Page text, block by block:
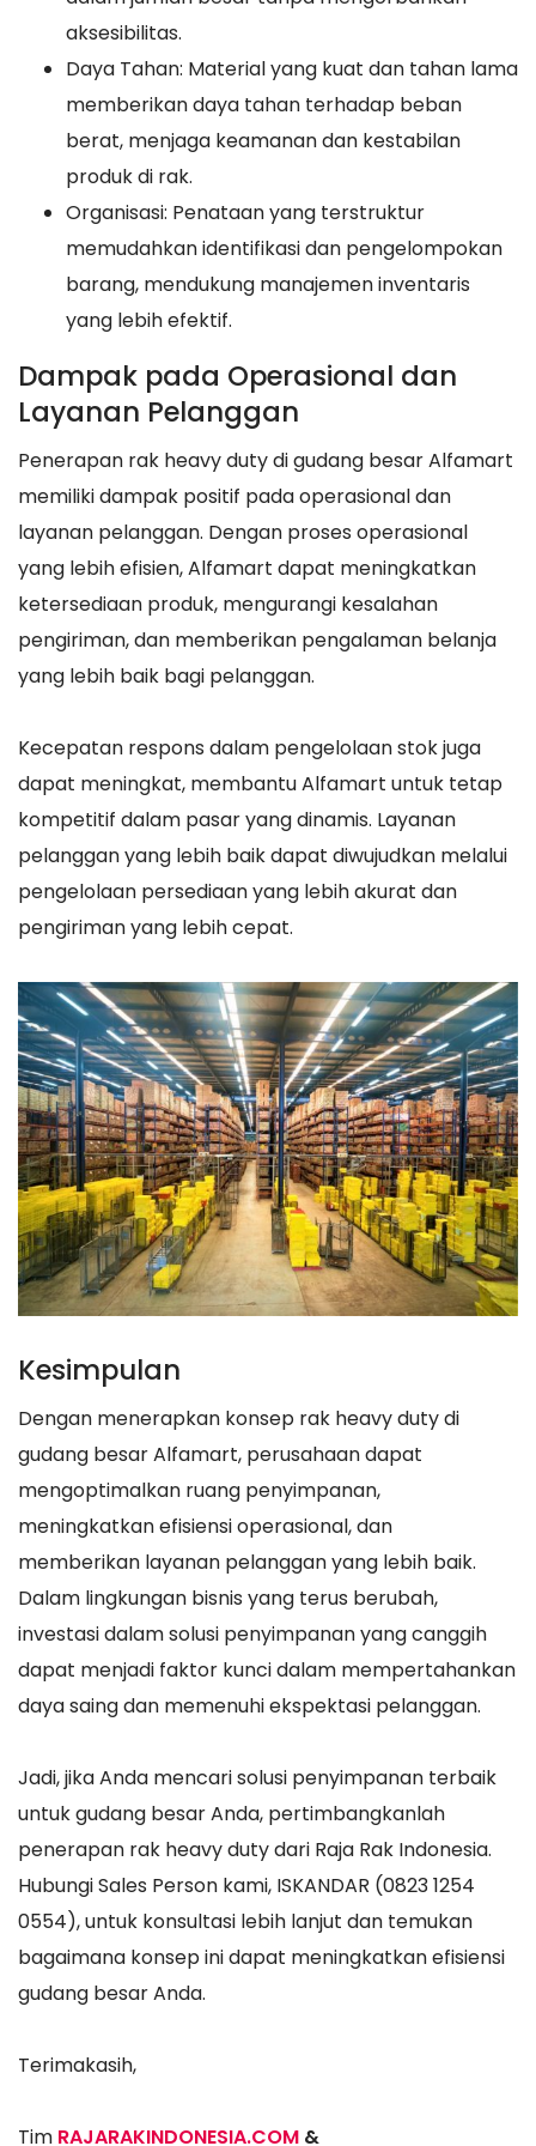
aksesibilitas.
Daya Tahan: Material yang kuat dan tahan lama
memberikan daya tahan terhadap beban
berat, menjaga keamanan dan kestabilan
produk di rak.
Organisasi: Penataan yang terstruktur
memudahkan identifikasi dan pengelompokan
barang, mendukung manajemen inventaris
yang lebih efektif.
Dampak pada Operasional dan
Layanan Pelanggan
Penerapan rak heavy duty di gudang besar Alfamart
memiliki dampak positif pada operasional dan
layanan pelanggan. Dengan proses operasional
yang lebih efisien, Alfamart dapat meningkatkan
ketersediaan produk, mengurangi kesalahan
pengiriman, dan memberikan pengalaman belanja
yang lebih baik bagi pelanggan.
Kecepatan respons dalam pengelolaan stok juga
dapat meningkat, membantu Alfamart untuk tetap
kompetitif dalam pasar yang dinamis. Layanan
pelanggan yang lebih baik dapat diwujudkan melalui
pengelolaan persediaan yang lebih akurat dan
pengiriman yang lebih cepat.
Kesimpulan
Dengan menerapkan konsep rak heavy duty di
gudang besar Alfamart, perusahaan dapat
mengoptimalkan ruang penyimpanan,
meningkatkan efisiensi operasional, dan
memberikan layanan pelanggan yang lebih baik.
Dalam lingkungan bisnis yang terus berubah,
investasi dalam solusi penyimpanan yang canggih
dapat menjadi faktor kunci dalam mempertahankan
daya saing dan memenuhi ekspektasi pelanggan.
Jadi, jika Anda mencari solusi penyimpanan terbaik
untuk gudang besar Anda, pertimbangkanlah
penerapan rak heavy duty dari Raja Rak Indonesia.
Hubungi Sales Person kami, ISKANDAR (0823 1254
0554), untuk konsultasi lebih lanjut dan temukan
bagaimana konsep ini dapat meningkatkan efisiensi
gudang besar Anda.
Terimakasih,
Tim RAJARAKINDONESIA.COM &